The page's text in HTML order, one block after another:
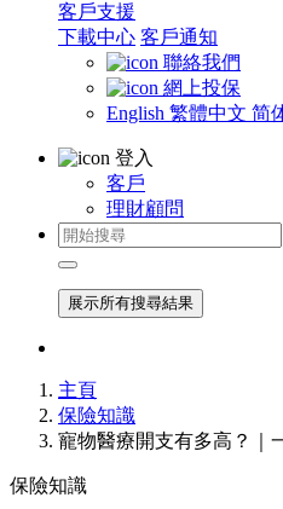
客戶支援
下載中心 客戶通知
聯絡我們
網上投保
English 繁體中文 简
登入
客戶
理財顧問
展示所有搜尋結果
主頁
保險知識
寵物醫療開支有多高？｜
保險知識